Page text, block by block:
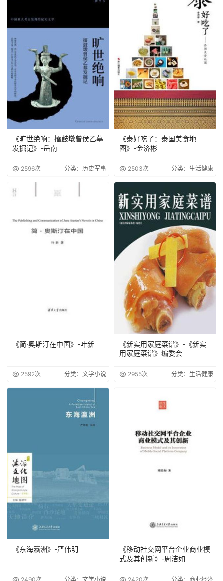
《旷世绝响：擂鼓墩曾侯乙墓
发掘记》-岳南
2596次 分类：历史军事
《泰好吃了：泰国美食地
图》-金济彬
2503次 分类：生活健康
《简·奥斯汀在中国》-叶新
2592次 分类：文学小说
《新实用家庭菜谱》-《新实
用家庭菜谱》编委会
2955次 分类：生活健康
《东海瀛洲》-严伟明
2490次 分类：文学小说
《移动社交网平台企业商业模
式及其创新》-周洁如
2420次 分类：商业经济